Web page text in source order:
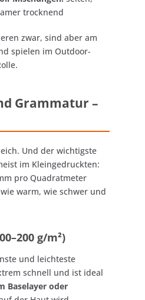
trocknend
zwar, sind aber am
spielen im Outdoor-
Grammatur –
Und der wichtigste
im Kleingedruckten:
pro Quadratmeter
warm, wie schwer und
g/m²)
und leichteste
schnell und ist ideal
Baselayer oder